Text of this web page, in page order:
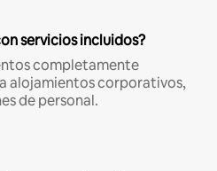
servicios incluidos?
completamente
alojamientos corporativos,
de personal.